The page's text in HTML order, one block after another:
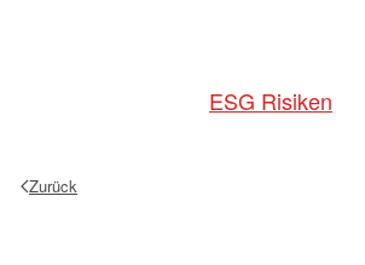
ESG Risiken
Zurück